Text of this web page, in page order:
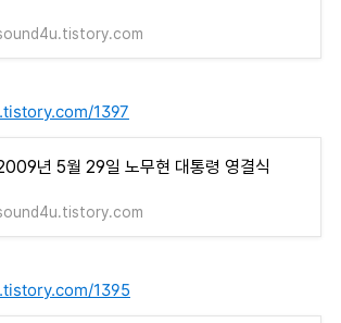
1397
년 5월 29일 노무현 대통령 영결식
1395